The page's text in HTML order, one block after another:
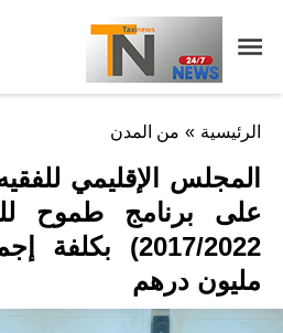
الرئيسية » من المدن
المجلس الإقليمي
على برنامج طموح
مليون درهم